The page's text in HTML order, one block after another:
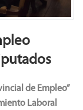
de Empleo”
Laboral